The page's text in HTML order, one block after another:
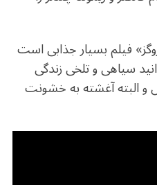
فیلم بسیار جذابی است
سیاهی و تلخی زندگی
البته آغشته به خشونت